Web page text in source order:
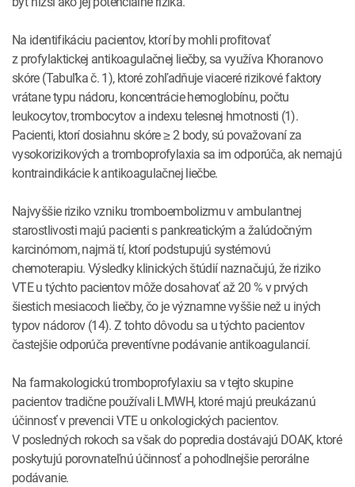
Na identifikáciu pacientov, ktorí by mohli profitovať
z profylaktickej antikoagulačnej liečby, sa využíva Khoranovo
skóre (Tabuľka č. 1), ktoré zohľadňuje viaceré rizikové faktory
vrátane typu nádoru, koncentrácie hemoglobínu, počtu
leukocytov, trombocytov a indexu telesnej hmotnosti (1).
Pacienti, ktorí dosiahnu skóre ≥ 2 body, sú považovaní za
vysokorizikových a tromboprofylaxia sa im odporúča, ak nemajú
kontraindikácie k antikoagulačnej liečbe.
Najvyššie riziko vzniku tromboembolizmu v ambulantnej
starostlivosti majú pacienti s pankreatickým a žalúdočným
karcinómom, najmä tí, ktorí podstupujú systémovú
chemoterapiu. Výsledky klinických štúdií naznačujú, že riziko
VTE u týchto pacientov môže dosahovať až 20 % v prvých
šiestich mesiacoch liečby, čo je významne vyššie než u iných
typov nádorov (14). Z tohto dôvodu sa u týchto pacientov
častejšie odporúča preventívne podávanie antikoagulancií.
Na farmakologickú tromboprofylaxiu sa v tejto skupine
pacientov tradične používali LMWH, ktoré majú preukázanú
účinnosť v prevencii VTE u onkologických pacientov.
V posledných rokoch sa však do popredia dostávajú DOAK, ktoré
poskytujú porovnateľnú účinnosť a pohodlnejšie perorálne
podávanie.